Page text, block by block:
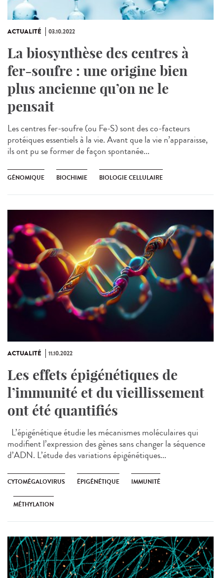
ACTUALITÉ 03.10.2022
La biosynthèse des centres à
fer-soufre : une origine bien
plus ancienne qu’on ne le
pensait
Les centres fer-soufre (ou Fe-S) sont des co-facteurs
protéiques essentiels à la vie. Avant que la vie n’apparaisse,
ils ont pu se former de façon spontanée...
GÉNOMIQUE BIOCHIMIE BIOLOGIE CELLULAIRE
ACTUALITÉ 11.10.2022
Les effets épigénétiques de
l’immunité et du vieillissement
ont été quantifiés
L’épigénétique étudie les mécanismes moléculaires qui
modifient l’expression des gènes sans changer la séquence
d’ADN. L’étude des variations épigénétiques...
CYTOMÉGALOVIRUS ÉPIGÉNÉTIQUE IMMUNITÉ
MÉTHYLATION